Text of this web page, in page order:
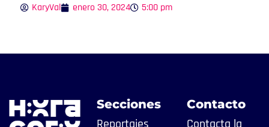
KaryVal enero 30, 2024 5:00 pm
Secciones
Reportajes
Contacto
Contacta la